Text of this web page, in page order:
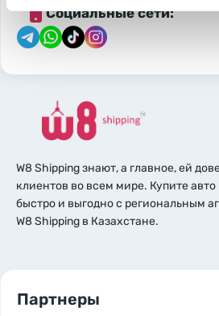
Социальные сети:
W8 Shipping знают, а главное, ей
клиентов во всем мире. Купите
быстро и выгодно с региональным
W8 Shipping в Казахстане.
Партнеры